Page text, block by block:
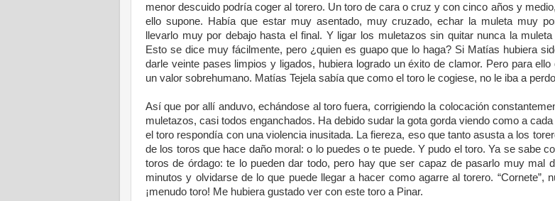
menor descuido podría coger al torero. Un toro de cara o cruz y con cinco años y
ello supone. Había que estar muy asentado, muy cruzado, echar la muleta muy
llevarlo muy por debajo hasta el final. Y ligar los muletazos sin quitar nunca la
Esto se dice muy fácilmente, pero ¿quien es guapo que lo haga? Si Matías hubiera
darle veinte pases limpios y ligados, hubiera logrado un éxito de clamor. Pero para ello
un valor sobrehumano. Matías Tejela sabía que como el toro le cogiese, no le iba a
Así que por allí anduvo, echándose al toro fuera, corrigiendo la colocación
muletazos, casi todos enganchados. Ha debido sudar la gota gorda viendo como a
el toro respondía con una violencia inusitada. La fiereza, eso que tanto asusta a los
de los toros que hace daño moral: o lo puedes o te puede. Y pudo el toro. Ya se sabe
toros de órdago: te lo pueden dar todo, pero hay que ser capaz de pasarlo muy mal
minutos y olvidarse de lo que puede llegar a hacer como agarre al torero. “Cornete”,
¡menudo toro! Me hubiera gustado ver con este toro a Pinar.